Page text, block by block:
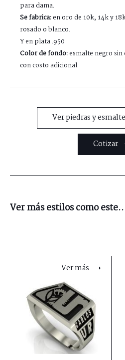
para dama.
Se fabrica:en oro de 10k, 14k y
rosado o blanco.
Y en plata .950
Color de fondo:esmalte negro sin
con costo adicional.
Ver piedras y
Cotizar
Ver más estilos como
Ver más ➝